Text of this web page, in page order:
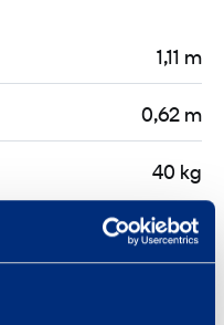
1,11 m
0,62 m
40 kg